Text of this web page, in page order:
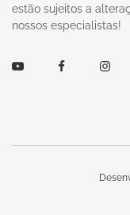
estão sujeitos a
nossos especialistas!
Youtube Facebook